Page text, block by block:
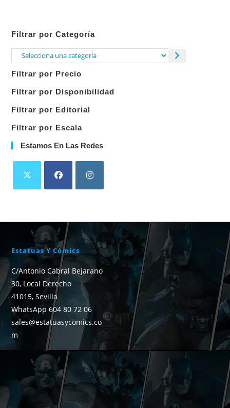
Filtrar por Categoría
Selecciona
categoría
Filtrar por Precio
Filtrar por Disponibilidad
Filtrar por Editorial
Filtrar por Escala
Estamos En Las Redes
Estatuas Y Cómics
C/Antonio Cabral Bejarano
30, Local Derecho
41015, Sevilla
WhatsApp 604 80 72 06
sales@estatuasycomics.co
m